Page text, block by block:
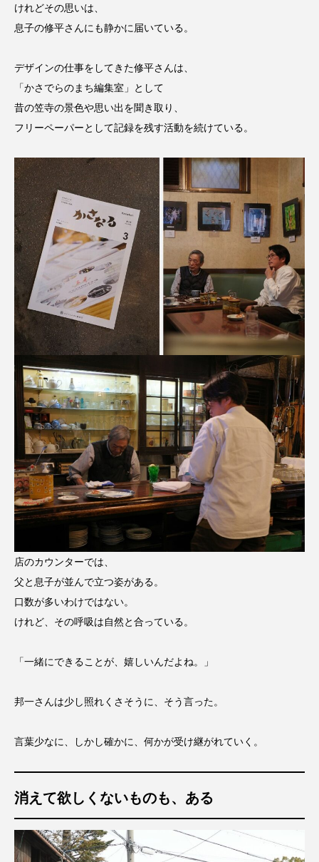
けれどその思いは、
息子の修平さんにも静かに届いている。
デザインの仕事をしてきた修平さんは、
「かさでらのまち編集室」として
昔の笠寺の景色や思い出を聞き取り、
フリーペーパーとして記録を残す活動を続けている。
店のカウンターでは、
父と息子が並んで立つ姿がある。
口数が多いわけではない。
けれど、その呼吸は自然と合っている。
「一緒にできることが、嬉しいんだよね。」
邦一さんは少し照れくさそうに、そう言った。
言葉少なに、しかし確かに、何かが受け継がれていく。
消えて欲しくないものも、ある